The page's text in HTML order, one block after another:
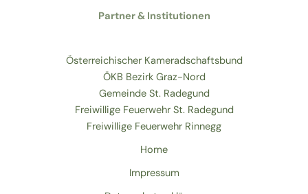
Partner & Institutionen
Österreichischer Kameradschaftsbund
ÖKB Bezirk Graz-Nord
Gemeinde St. Radegund
Freiwillige Feuerwehr St. Radegund
Freiwillige Feuerwehr Rinnegg
Home
Impressum